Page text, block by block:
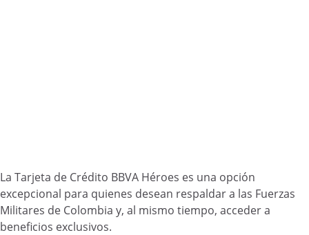
La Tarjeta de Crédito BBVA Héroes es una opción
excepcional para quienes desean respaldar a las Fuerzas
Militares de Colombia y, al mismo tiempo, acceder a
beneficios exclusivos.